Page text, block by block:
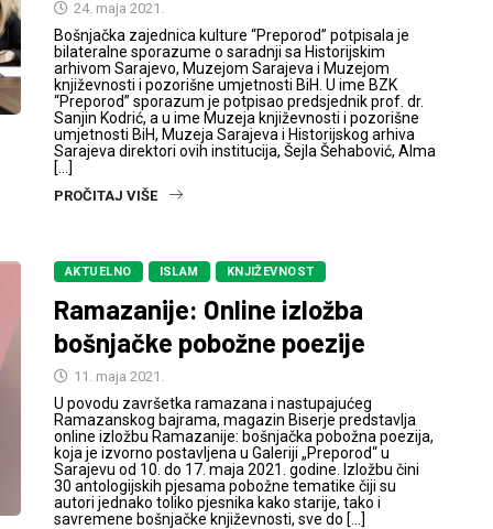
24. maja 2021.
Bošnjačka zajednica kulture “Preporod” potpisala je
bilateralne sporazume o saradnji sa Historijskim
arhivom Sarajevo, Muzejom Sarajeva i Muzejom
književnosti i pozorišne umjetnosti BiH. U ime BZK
“Preporod” sporazum je potpisao predsjednik prof. dr.
Sanjin Kodrić, a u ime Muzeja književnosti i pozorišne
umjetnosti BiH, Muzeja Sarajeva i Historijskog arhiva
Sarajeva direktori ovih institucija, Šejla Šehabović, Alma
[…]
PROČITAJ VIŠE
AKTUELNO ISLAM KNJIŽEVNOST
Ramazanije: Online izložba
bošnjačke pobožne poezije
11. maja 2021.
U povodu završetka ramazana i nastupajućeg
Ramazanskog bajrama, magazin Biserje predstavlja
online izložbu Ramazanije: bošnjačka pobožna poezija,
koja je izvorno postavljena u Galeriji „Preporod“ u
Sarajevu od 10. do 17. maja 2021. godine. Izložbu čini
30 antologijskih pjesama pobožne tematike čiji su
autori jednako toliko pjesnika kako starije, tako i
savremene bošnjačke književnosti, sve do […]